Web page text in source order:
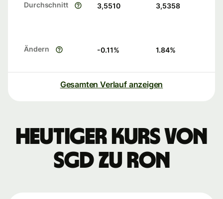
Durchschnitt 3,5510 3,5358
Ändern -0.11% 1.84%
Gesamten Verlauf anzeigen
Heutiger Kurs von
SGD zu RON